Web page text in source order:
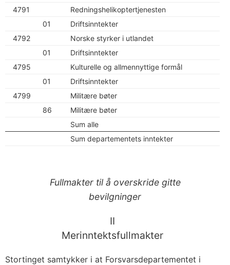
4791
Redningshelikoptertjenesten
01
Driftsinntekter
4792
Norske styrker i utlandet
01
Driftsinntekter
4795
Kulturelle og allmennyttige formål
01
Driftsinntekter
4799
Militære bøter
86
Militære bøter
Sum alle
Sum departementets inntekter
Fullmakter til å overskride gitte
bevilgninger
II
Merinntektsfullmakter
Stortinget samtykker i at Forsvarsdepartementet i